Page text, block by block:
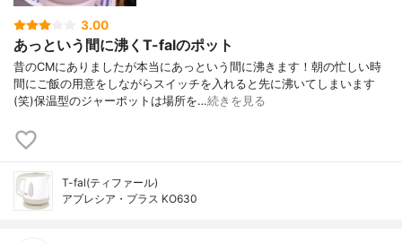
3.00
あっという間に沸くT-falのポット
昔のCMにありましたが本当にあっという間に沸きます！朝の忙しい時
間にご飯の用意をしながらスイッチを入れると先に沸いてしまいます
(笑)保温型のジャーポットは場所を…続きを見る
T-fal(ティファール)
アプレシア・プラス KO630